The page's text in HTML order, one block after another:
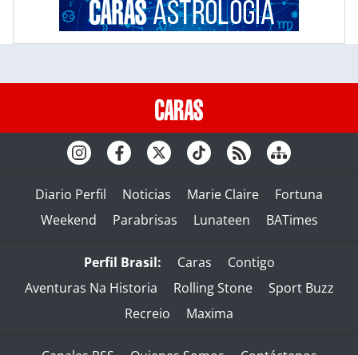
Diario Perfil Noticias Marie Claire
Fortuna
Weekend
Parabrisas Lunateen BATimes
Perfil Brasil: Caras
Contigo
Aventuras Na Historia
Rolling Stone
Sport Buzz
Recreio
Maxima